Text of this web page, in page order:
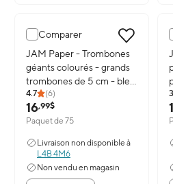
Comparer
Image du produit: JAM Paper -
JAM Paper - Trombones
géants colourés - grands
trombones de 5 cm - bleu
ciel - paquet de 75
4.7 (6)
16,99$
Paquet de 75
Livraison non disponible à
L4B 4M6
Non vendu en magasin